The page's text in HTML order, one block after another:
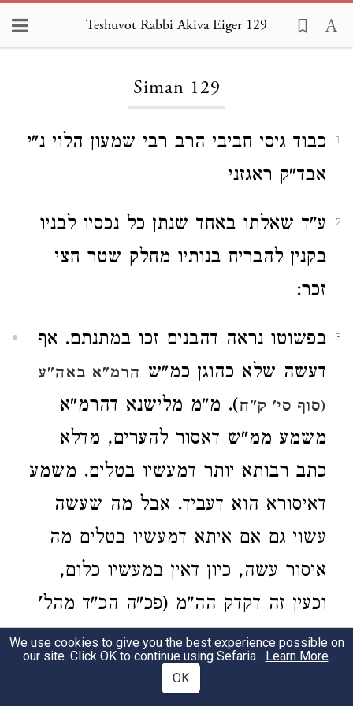
Teshuvot Rabbi Akiva Eiger 129
Siman 129
1
כבוד גיסי חביבי הרב רבי שמעון הלוי נ"י
אבד"ק ראגזני
2
ע"ד שאלתו באחד שנתן כל נכסיו לבניו
בקנין להבריח בנותיו מחלק שטר חצי
זכר:
3
בפשוטו נראה דהבנים זכו במתנתם. אף
דעשה שלא כהוגן כמ"ש הרמ"א באה"ע
(סוף סי' ק"ח). מ"מ מלישנא דהרמ"א
משמע ממ"ש דאסור להערים, מדלא
כתב רבותא יותר דמעשיו בטלים. משמע
דאיסורא הוא דעביד. אבל מה שעשה
עשוי גם אם איתא דמעשיו בטלים מה
איסור עשה, כיון דאין במעשיו כלום,
וכעין זה דקדק הה"מ (פכ"ה הכ"ד מהל'
שבת):
אולם כפי הנהוג עתה הנוסח שנשבע ע"ד
We use cookies to give you the best experience possible on
our site. Click OK to continue using Sefaria. Learn More.
OK